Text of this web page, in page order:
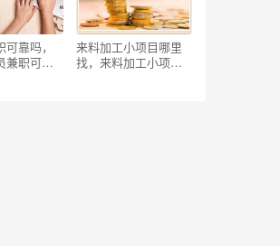
靠吗，
兼职可靠
来料加工小项目哪里
找，来料加工小项目